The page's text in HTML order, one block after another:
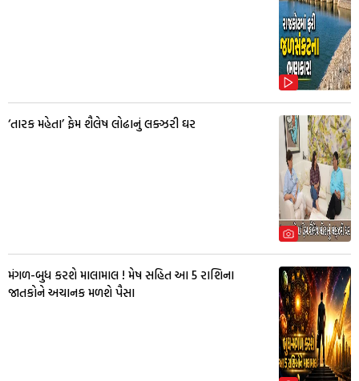
‘તારક મહેતા’ ફેમ શૈલેષ લોઢાનું લક્ઝરી ઘર
મંગળ-બુધ કરશે માલામાલ ! મેષ સહિત આ 5 રાશિના
જાતકોને અચાનક મળશે પૈસા